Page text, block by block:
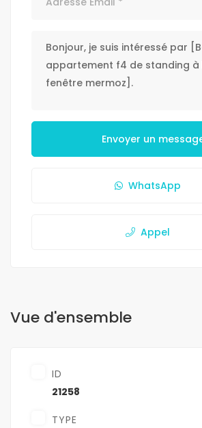
Envoyer un
WhatsApp
Appel
Vue d'ensemble
ID
21258
TYPE